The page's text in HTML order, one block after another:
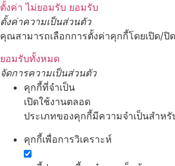
ตั้งค่า ไม่ยอมรับ ยอมรับ
ตั้งค่าความเป็นส่วนตัว
คุณสามารถเลือกการตั้งค่าคุกกี้โดยเปิด/ปิ
ยอมรับทั้งหมด
จัดการความเป็นส่วนตัว
คุกกี้ที่จำเป็น
เปิดใช้งานตลอด
ประเภทของคุกกี้มีความจำเป็นสำห
คุกกี้เพื่อการวิเคราะห์